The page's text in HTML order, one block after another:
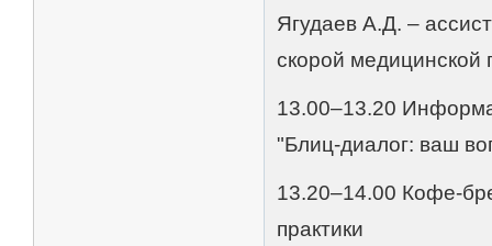
Ягудаев А.Д. –
скорой
13.00–13.20
"Блиц-диалог: ваш
13.20–14.00 Кофе-
практики